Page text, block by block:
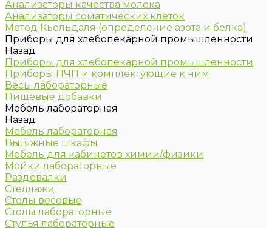
Анализаторы качества молока
Анализаторы соматических клеток
Метод Кьельдаля (определение азота и белка)
Приборы для хлебопекарной промышленности
Назад
Приборы для хлебопекарной промышленности
Приборы ПЧП и комплектующие к ним
Весы лабораторные
Пищевые добавки
Мебель лабораторная
Назад
Мебель лабораторная
Вытяжные шкафы
Мебель для кабинетов химии/физики
Мойки лабораторные
Раздевалки
Стеллажи
Столы весовые
Столы лабораторные
Стулья лабораторные